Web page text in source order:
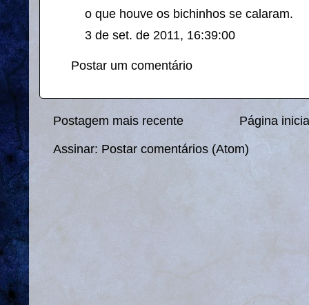
o que houve os bichinhos se calaram.
3 de set. de 2011, 16:39:00
Postar um comentário
Postagem mais recente Página
Assinar: Postar comentários (Atom)